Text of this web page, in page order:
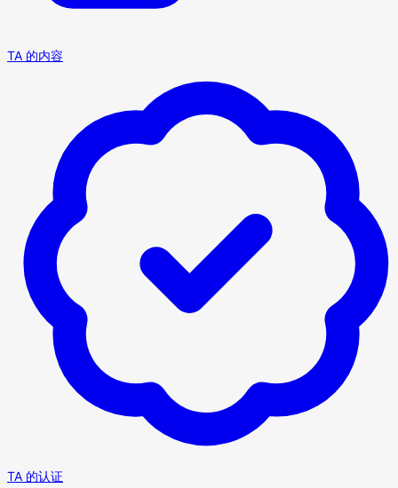
TA 的内容
TA 的认证